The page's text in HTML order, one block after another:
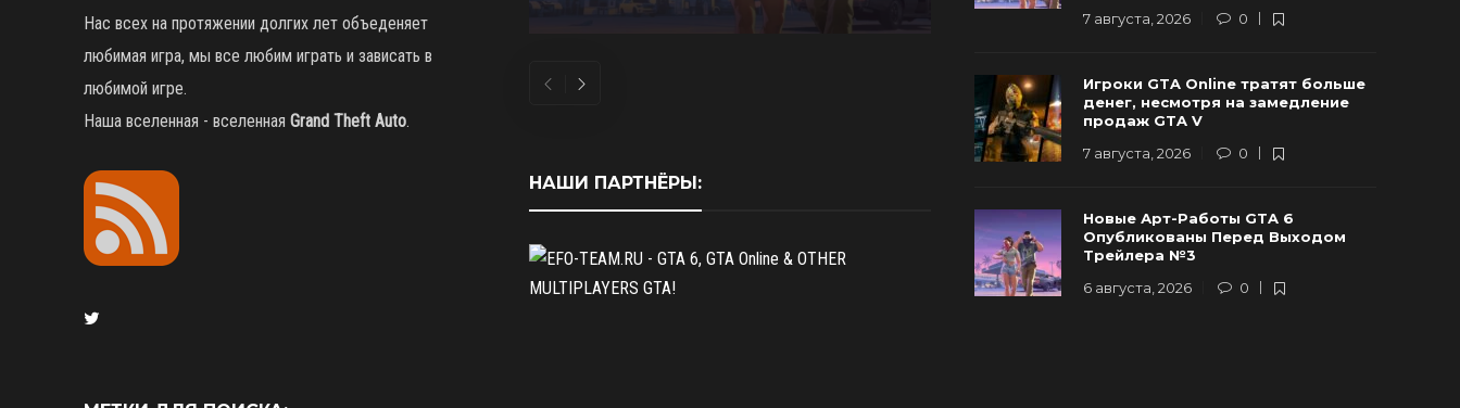
Нас всех на протяжении долгих лет объеденяет
любимая игра, мы все любим играть и зависать в
любимой игре.
Наша вселенная - вселенная Grand Theft Auto.
НАШИ ПАРТНЁРЫ:
7 августа, 2026
0
Игроки GTA Online тратят больше
денег, несмотря на замедление
продаж GTA V
7 августа, 2026
0
Новые Арт-Работы GTA 6
Опубликованы Перед Выходом
Трейлера №3
6 августа, 2026
0